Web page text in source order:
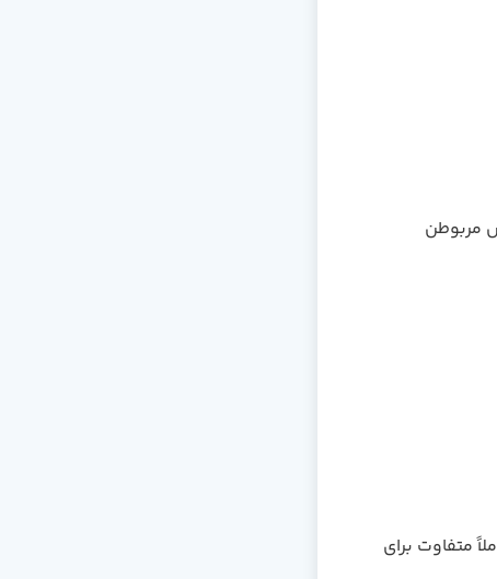
مربوطن
متفاوت برای